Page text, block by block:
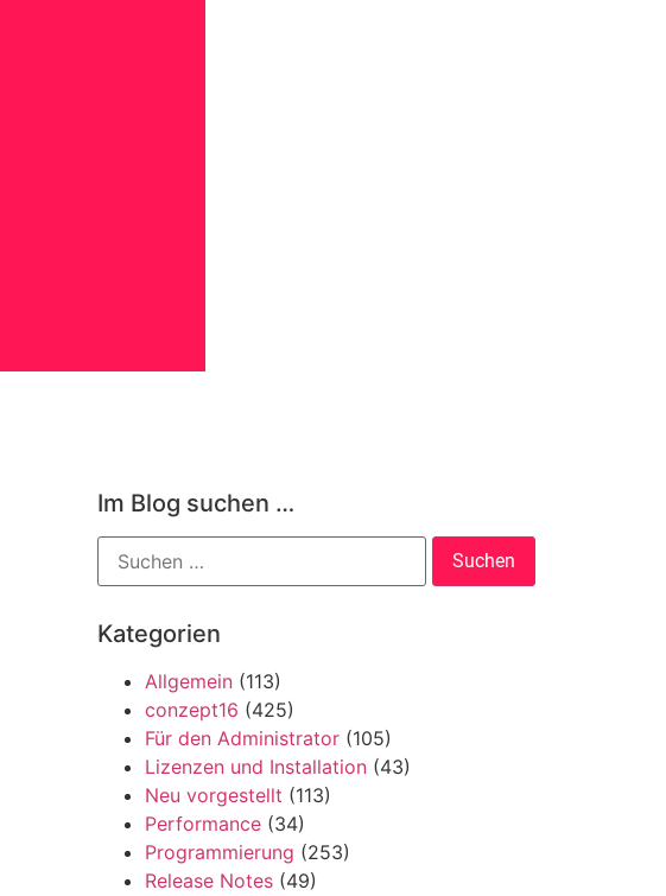
Im Blog suchen …
Kategorien
Allgemein (113)
conzept16 (425)
Für den Administrator (105)
Lizenzen und Installation (43)
Neu vorgestellt (113)
Performance (34)
Programmierung (253)
Release Notes (49)